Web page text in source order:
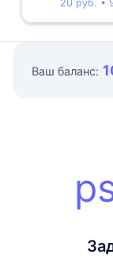
20 руб. •
Ваш баланс: